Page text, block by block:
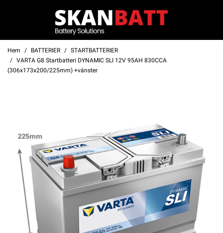
Hem BATTERIER
STARTBATTERIER
VARTA G8 Startbatteri DYNAMIC SLI 12V 95AH 830CCA
(306x173x200/225mm) +vänster